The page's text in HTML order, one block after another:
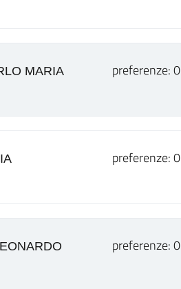
MARIA preferenze: 0
preferenze: 0
preferenze: 0